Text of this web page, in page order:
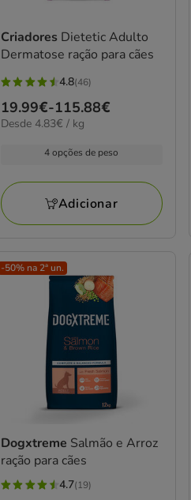
Criadores Dietetic Adulto
Dermatose ração para cães
4.8
estrelas
com
4.8(46)
Preço
de
115.88€
19.99€-115.88€
4.83€
Desde 4.83€ / kg
4 opções de peso
Adicionar
-50% na 2ª un.
Dogxtreme Salmão e Arroz
ração para cães
4.7
4.7(19)